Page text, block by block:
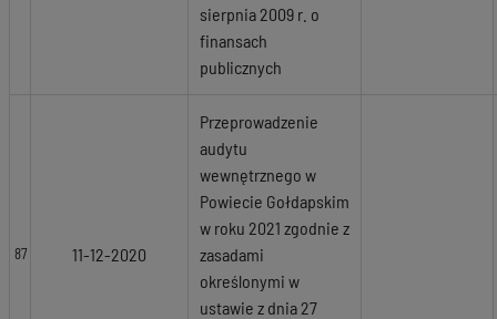
sierpnia 2009 r. o
finansach
publicznych
87 11-12-2020
Przeprowadzenie
audytu
wewnętrznego w
Powiecie Gołdapskim
w roku 2021 zgodnie z
zasadami
określonymi w
ustawie z dnia 27